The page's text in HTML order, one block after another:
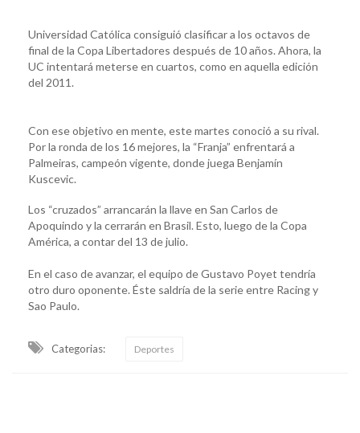
Universidad Católica consiguió clasificar a los octavos de
final de la Copa Libertadores después de 10 años. Ahora, la
UC intentará meterse en cuartos, como en aquella edición
del 2011.
Con ese objetivo en mente, este martes conoció a su rival.
Por la ronda de los 16 mejores, la “Franja” enfrentará a
Palmeiras, campeón vigente, donde juega Benjamín
Kuscevic.
Los “cruzados” arrancarán la llave en San Carlos de
Apoquindo y la cerrarán en Brasil. Esto, luego de la Copa
América, a contar del 13 de julio.
En el caso de avanzar, el equipo de Gustavo Poyet tendría
otro duro oponente. Éste saldría de la serie entre Racing y
Sao Paulo.
Categorias: Deportes